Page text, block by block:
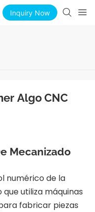
Inquiry Now
Algo CNC
Mecanizado
numérico de la
utiliza máquinas
fabricar piezas